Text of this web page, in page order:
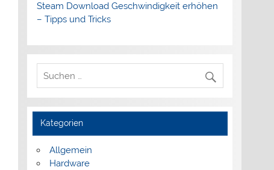
Steam Download Geschwindigkeit erhöhen
– Tipps und Tricks
Kategorien
Allgemein
Hardware